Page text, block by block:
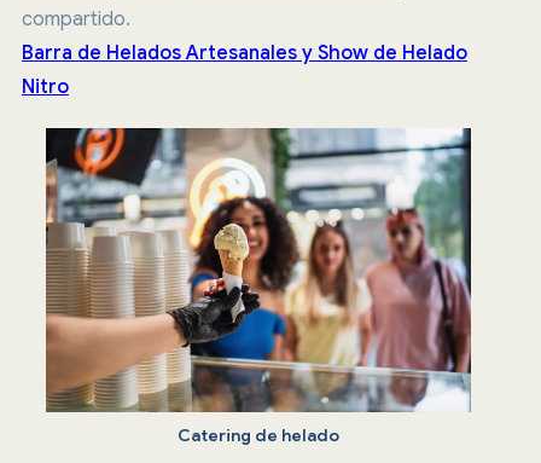
compartido.
Barra de Helados Artesanales y Show de Helado
Nitro
Catering de helado